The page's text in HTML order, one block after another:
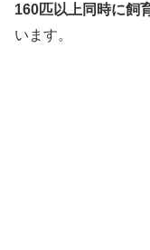
160匹以上同時に飼
います。